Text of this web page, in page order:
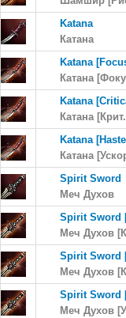
Katana
Катана
Katana
Катана
Katana
Катана
Katana
Катана
Spirit Sword
Меч Духов
Spirit Sword
Меч Духов
Spirit Sword
Меч Духов
Spirit Sword
Меч Духов